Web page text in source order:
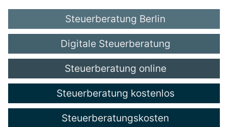
Steuerberatung Berlin
Digitale Steuerberatung
Steuerberatung online
Steuerberatung kostenlos
Steuerberatungskosten